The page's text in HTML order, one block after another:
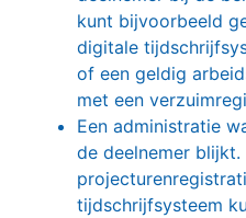
kunt bijvoorbeeld
digitale
of een geldig
met een
Een administratie
de deelnemer
tijdschrijfsysteem